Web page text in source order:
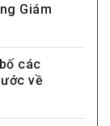
Giám
các
về